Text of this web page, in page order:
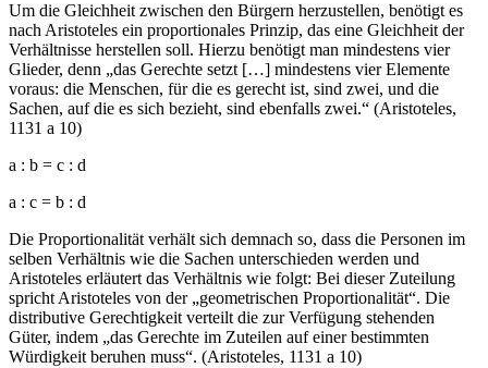
Um die Gleichheit zwischen den Bürgern herzustellen, benötigt es
nach Aristoteles ein proportionales Prinzip, das eine Gleichheit der
Verhältnisse herstellen soll. Hierzu benötigt man mindestens vier
Glieder, denn „das Gerechte setzt […] mindestens vier Elemente
voraus: die Menschen, für die es gerecht ist, sind zwei, und die
Sachen, auf die es sich bezieht, sind ebenfalls zwei.“ (Aristoteles,
1131 a 10)
a : b = c : d
a : c = b : d
Die Proportionalität verhält sich demnach so, dass die Personen im
selben Verhältnis wie die Sachen unterschieden werden und
Aristoteles erläutert das Verhältnis wie folgt: Bei dieser Zuteilung
spricht Aristoteles von der „geometrischen Proportionalität“. Die
distributive Gerechtigkeit verteilt die zur Verfügung stehenden
Güter, indem „das Gerechte im Zuteilen auf einer bestimmten
Würdigkeit beruhen muss“. (Aristoteles, 1131 a 10)